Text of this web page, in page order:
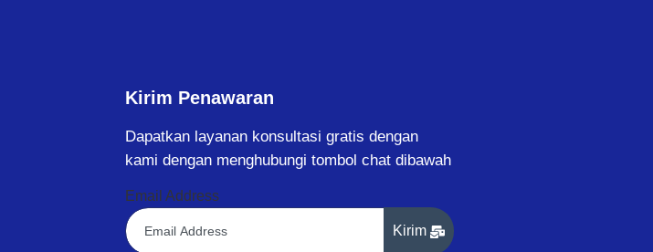
Kirim Penawaran
Dapatkan layanan konsultasi gratis dengan
kami dengan menghubungi tombol chat dibawah
Email Address
Kirim